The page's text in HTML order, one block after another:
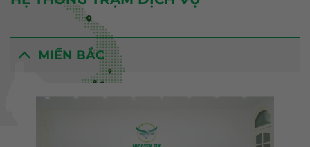
MIỀN BẮC